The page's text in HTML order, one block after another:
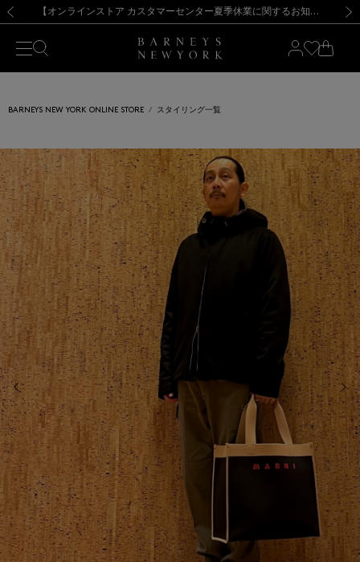
新規登録のお客様も対象！＜MY BARNEYS＞会員のお客様は11,000円（税込）以上のお買上げで常時送料無料！お買い物の際は会員登録を！
【夏季休業に伴う出荷一時停止のお知らせ】(2026.8.7) 【オンラインストア カスタマーセンター夏季休業に関するお知らせ】（2026.8.7）
【夏季休業に伴う返品・交換承り一時停止のお知らせ】（2026.8.5）
熊本県を中心とした地震の影響によるお荷物のお届けについて
【開催中】SUMMER SALEのご案内・ご注意事項 新規登録のお客様も対象！＜MY BARNEYS＞会員のお客様は11,000円（税込）以上のお買上げで常時送料無料！お買い物の際は会員登録を！
【夏季休業に伴う出荷一時停止のお知らせ】(2026.8.7)
BARNEYS NEW YORK ONLINE STORE スタイリング一覧
前の画像 次